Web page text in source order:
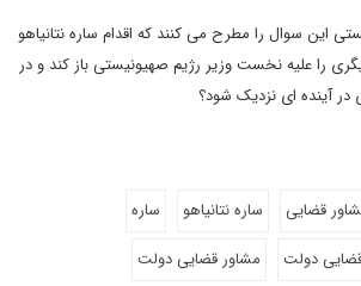
این سوال را مطرح می کنند که اقدام ساره نتانیاهو
را علیه نخست وزیر رژیم صهیونیستی باز کند و در
در آینده ای نزدیک شود؟
قضایی ساره نتانیاهو
ساره
دولت مشاور قضایی دولت